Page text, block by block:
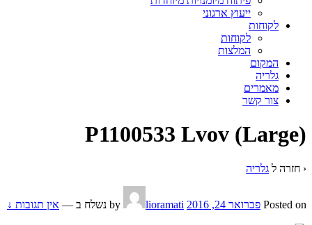
ייעוץ ארגוני
לקוחות
לקוחות
המלצות
המקום
גלריה
מאמרים
צור קשר
P1100533 Lvov (Large)
‹ חזרה ל גלריה
Posted on פברואר 24, 2016 lioramati נשלח ב — אין תגובות ↓